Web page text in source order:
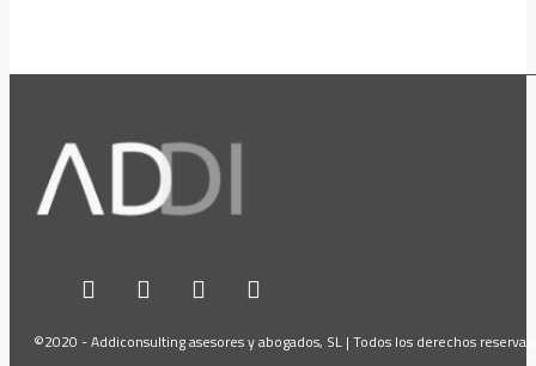
©2020 - Addiconsulting asesores y abogados, SL | Todos los derechos